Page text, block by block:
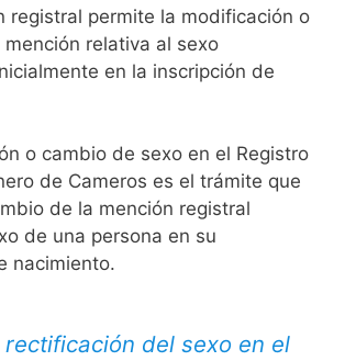
registral permite la modificación o
relativa al sexo
en la inscripción de
o cambio de sexo en el Registro
de Cameros es el trámite que
de la mención registral
de una persona en su
nacimiento.
rectificación del sexo en el